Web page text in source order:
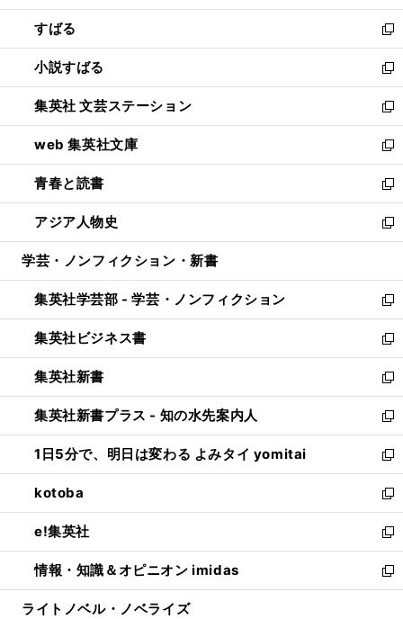
開
く
ウ
で
開
く
ン
ド
ウ
で
開
く
すばる
新
し
い
ウ
ィ
ン
ド
ウ
で
開
く
小説すばる
新
し
い
ウ
ィ
ン
ド
ウ
で
開
集英社 文芸ステーション
新
し
い
ウ
ィ
ン
ド
ウ
開
く
web 集英社文庫
新
し
い
ウ
ィ
ン
ウ
で
開
く
青春と読書
新
し
い
ウ
ン
ド
ウ
で
開
く
アジア人物史
新
し
ウ
ィ
ン
ド
ウ
で
開
く
学芸・ノンフィクション・新書
集英社学芸部 - 学芸・ノンフィクション
新
し
い
ウ
ィ
ン
ド
ウ
で
開
く
集英社ビジネス書
新
し
い
ウ
ィ
ン
ド
ウ
で
開
く
集英社新書
新
し
い
ウ
ィ
ン
ド
ウ
で
開
く
集英社新書プラス - 知の水先案内人
新
し
い
ウ
ィ
ン
ド
ウ
で
開
1日5分で、明日は変わる よみタイ yomitai
新
し
い
ウ
ィ
ン
ド
ウ
kotoba
新
し
い
ウ
ィ
ン
e!集英社
新
し
い
ウ
情報・知識＆オピニオン imidas
新
し
ライトノベル・ノベライズ